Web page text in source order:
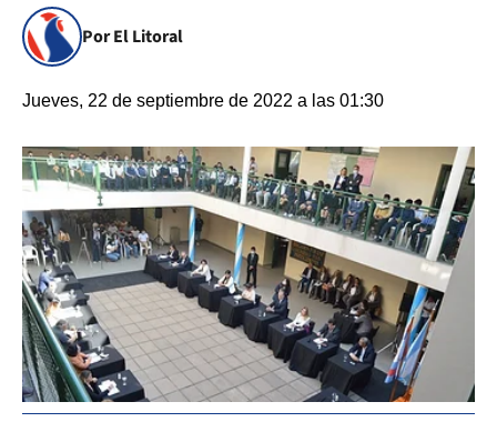
Por El Litoral
Jueves, 22 de septiembre de 2022 a las 01:30